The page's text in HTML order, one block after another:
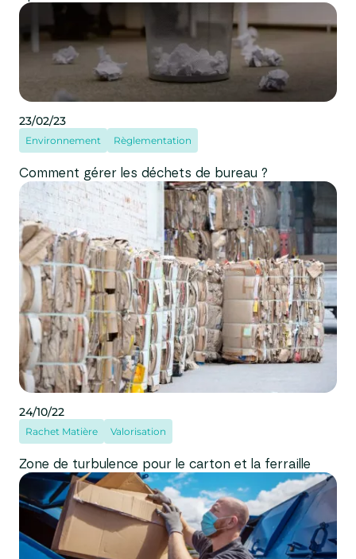
Environnement Règlementation
23/02/23
Comment gérer les déchets de bureau ?
Rachet Matière Valorisation
24/10/22
Zone de turbulence pour le carton et la ferraille